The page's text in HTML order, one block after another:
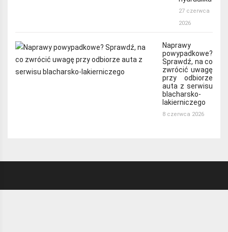
27 czerwca
2026
Naprawy
powypadkowe?
Sprawdź, na co
zwrócić uwagę
przy odbiorze
auta z serwisu
blacharsko-
lakierniczego
8 czerwca 2026